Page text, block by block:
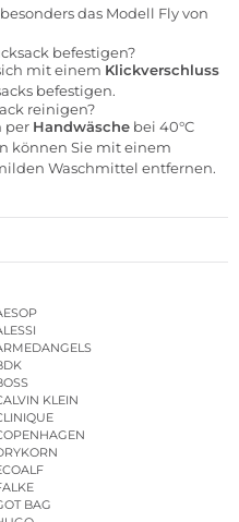
das Modell Fly von
befestigen?
mit einem Klickverschluss
befestigen.
reinigen?
per Handwäsche bei 40°C
können Sie mit einem
Waschmittel entfernen.
KLEIN
BAG